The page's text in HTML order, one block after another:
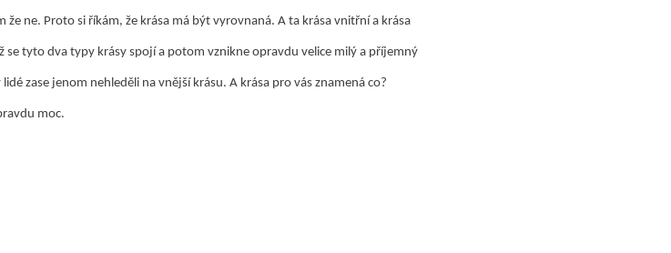
že ne. Proto si říkám, že krása má být vyrovnaná. A ta krása vnitřní a krása
tyto dva typy krásy spojí a potom vznikne opravdu velice milý a příjemný
zase jenom nehleděli na vnější krásu. A krása pro vás znamená co?
moc.